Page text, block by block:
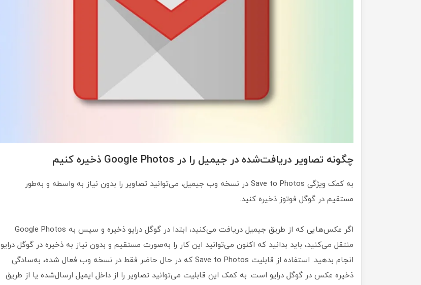
چگونه تصاویر دریافت‌شده در جیمیل را در Google Photos ذخیره کنیم
به کمک ویژگی Save to Photos در نسخه وب جیمیل، می‌توانید تصاویر را بدون نیاز به واسطه و به‌طور
مستقیم در گوگل فوتوز ذخیره کنید.
اگر عکس‌هایی که از طریق جیمیل دریافت می‌کنید، ابتدا در گوگل درایو ذخیره و سپس به Google Photos
منتقل می‌کنید، باید بدانید که اکنون می‌توانید این کار را به‌صورت مستقیم و بدون نیاز به ذخیره در گوگل درایو
انجام بدهید. استفاده از قابلیت Save to Photos که در حال حاضر فقط در نسخه وب فعال شده، به‌سادگی
ذخیره عکس‌ در گوگل درایو است. به کمک این قابلیت می‌توانید تصاویر را از داخل ایمیل ارسال‌شده یا از طریق